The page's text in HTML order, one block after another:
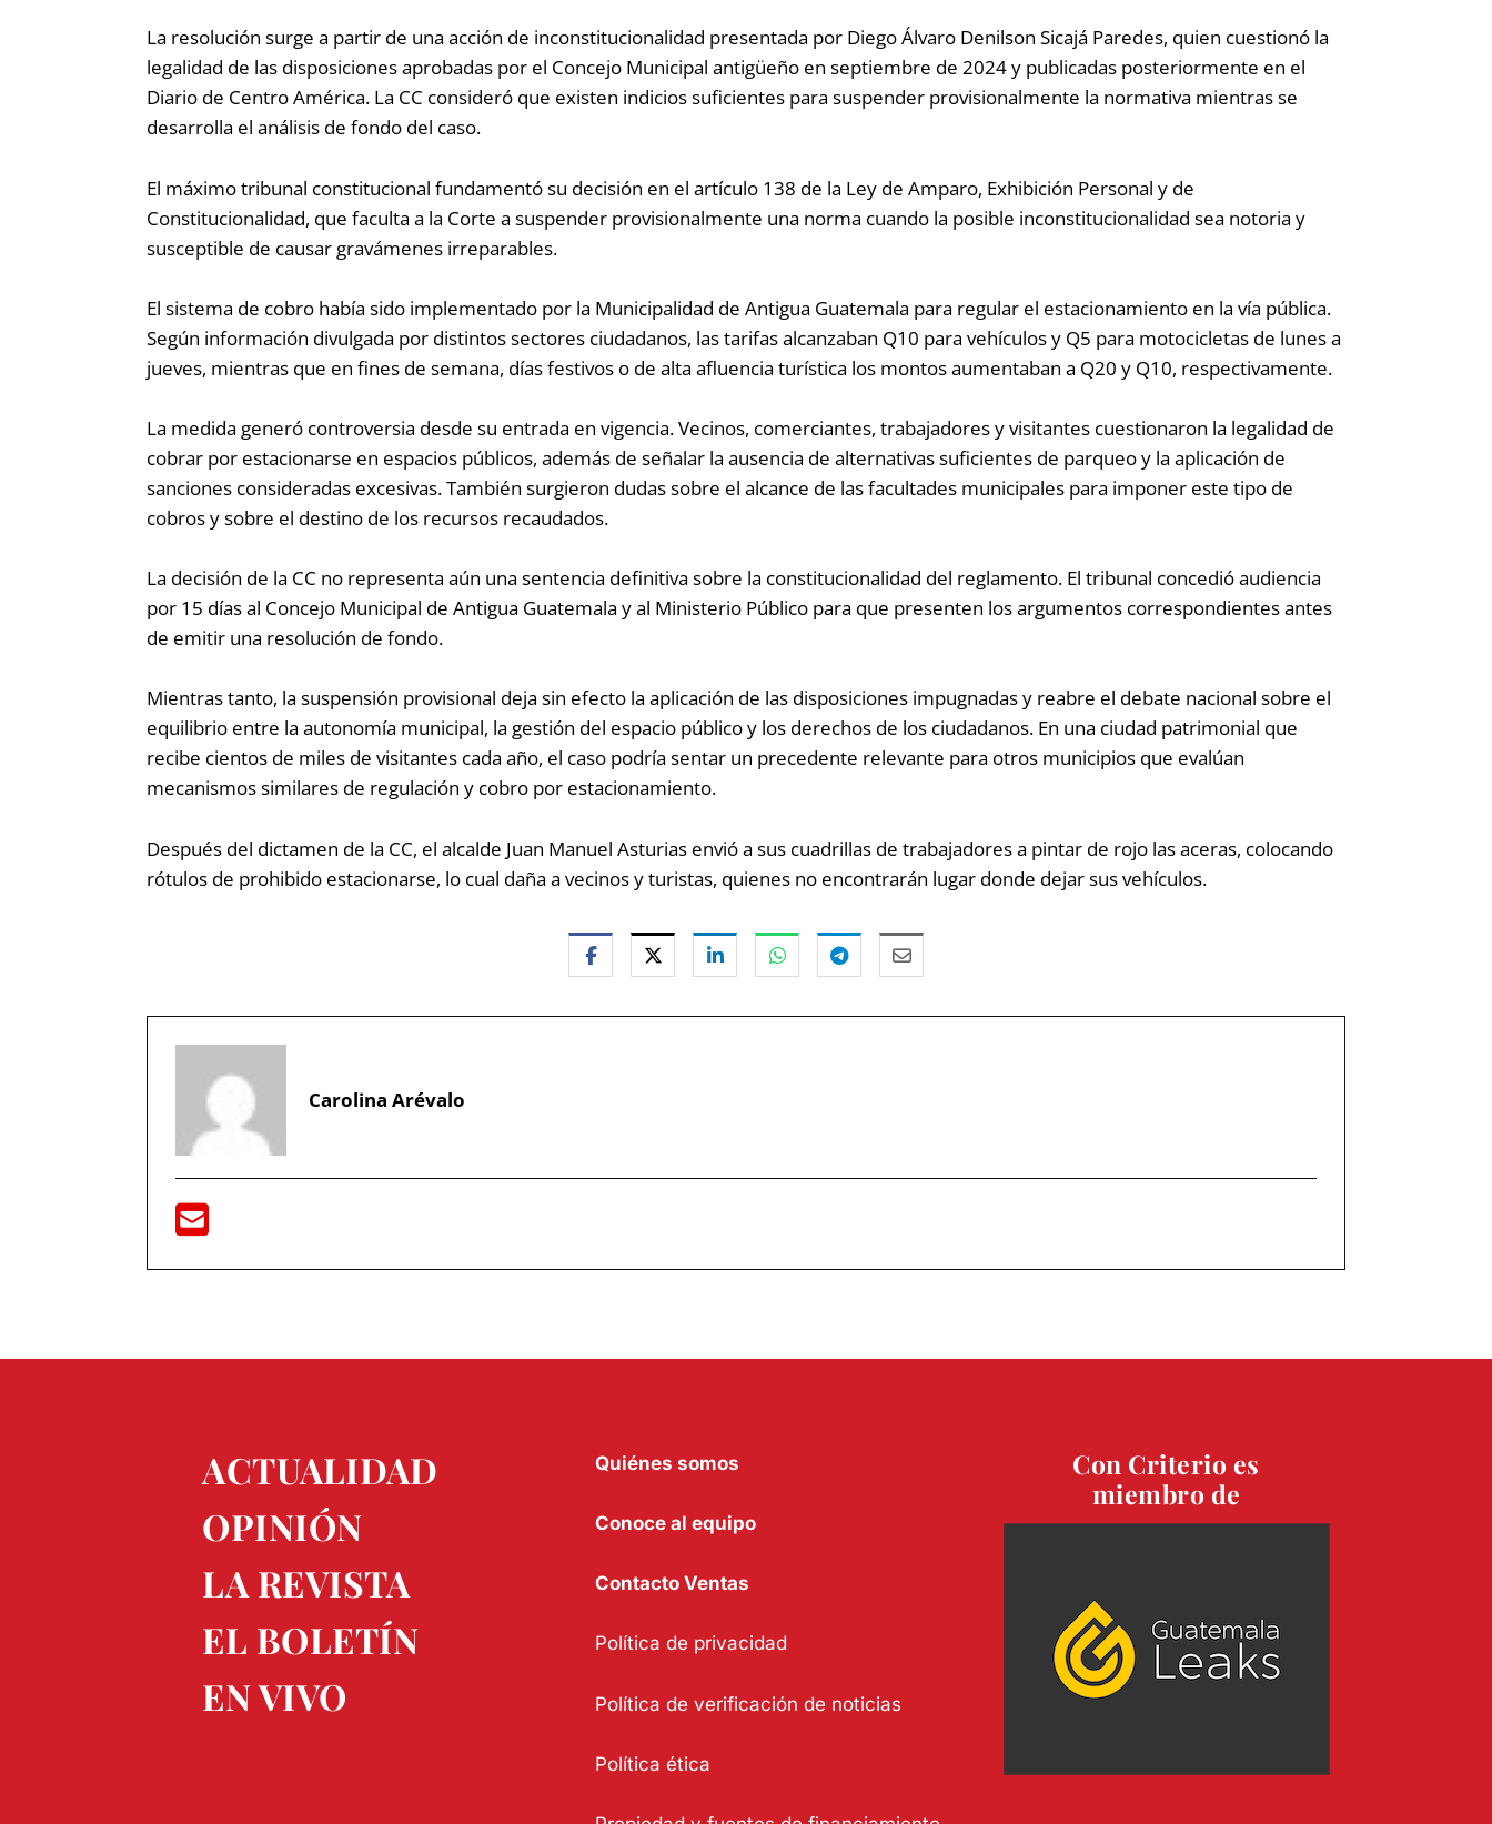
La resolución surge a partir de una acción de inconstitucionalidad presentada por Diego Álvaro Denilson Sicajá Paredes, quien cuestionó la
legalidad de las disposiciones aprobadas por el Concejo Municipal antigüeño en septiembre de 2024 y publicadas posteriormente en el
Diario de Centro América. La CC consideró que existen indicios suficientes para suspender provisionalmente la normativa mientras se
desarrolla el análisis de fondo del caso.
El máximo tribunal constitucional fundamentó su decisión en el artículo 138 de la Ley de Amparo, Exhibición Personal y de
Constitucionalidad, que faculta a la Corte a suspender provisionalmente una norma cuando la posible inconstitucionalidad sea notoria y
susceptible de causar gravámenes irreparables.
El sistema de cobro había sido implementado por la Municipalidad de Antigua Guatemala para regular el estacionamiento en la vía pública.
Según información divulgada por distintos sectores ciudadanos, las tarifas alcanzaban Q10 para vehículos y Q5 para motocicletas de lunes a
jueves, mientras que en fines de semana, días festivos o de alta afluencia turística los montos aumentaban a Q20 y Q10, respectivamente.
La medida generó controversia desde su entrada en vigencia. Vecinos, comerciantes, trabajadores y visitantes cuestionaron la legalidad de
cobrar por estacionarse en espacios públicos, además de señalar la ausencia de alternativas suficientes de parqueo y la aplicación de
sanciones consideradas excesivas. También surgieron dudas sobre el alcance de las facultades municipales para imponer este tipo de
cobros y sobre el destino de los recursos recaudados.
La decisión de la CC no representa aún una sentencia definitiva sobre la constitucionalidad del reglamento. El tribunal concedió audiencia
por 15 días al Concejo Municipal de Antigua Guatemala y al Ministerio Público para que presenten los argumentos correspondientes antes
de emitir una resolución de fondo.
Mientras tanto, la suspensión provisional deja sin efecto la aplicación de las disposiciones impugnadas y reabre el debate nacional sobre el
equilibrio entre la autonomía municipal, la gestión del espacio público y los derechos de los ciudadanos. En una ciudad patrimonial que
recibe cientos de miles de visitantes cada año, el caso podría sentar un precedente relevante para otros municipios que evalúan
mecanismos similares de regulación y cobro por estacionamiento.
Después del dictamen de la CC, el alcalde Juan Manuel Asturias envió a sus cuadrillas de trabajadores a pintar de rojo las aceras, colocando
rótulos de prohibido estacionarse, lo cual daña a vecinos y turistas, quienes no encontrarán lugar donde dejar sus vehículos.
Carolina Arévalo
ACTUALIDAD
OPINIÓN
LA REVISTA
EL BOLETÍN
EN VIVO
Quiénes somos
Conoce al equipo
Contacto Ventas
Política de privacidad
Política de verificación de noticias
Política ética
Con Criterio es
miembro de